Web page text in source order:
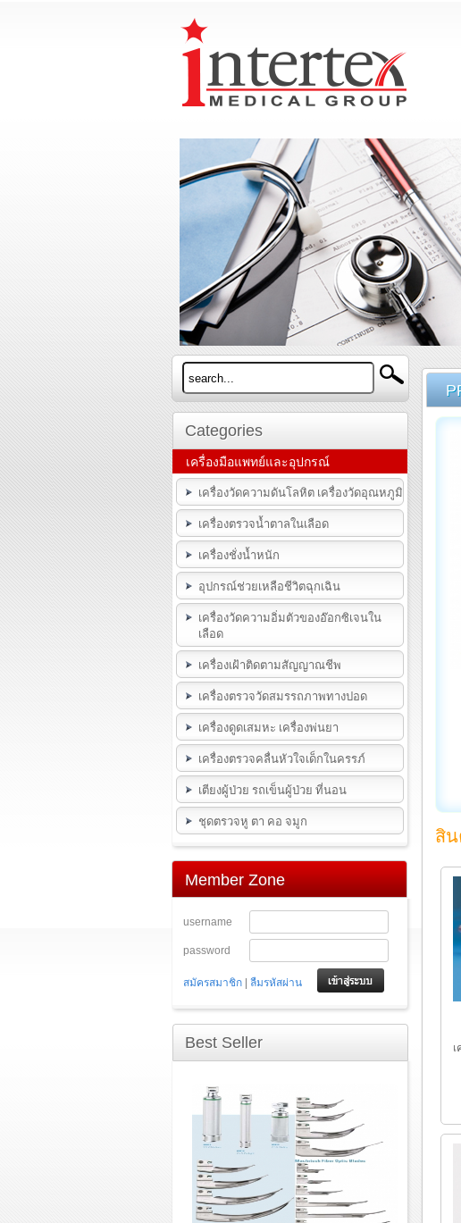
Categories
เครื่องมือแพทย์และอุปกรณ์
เครื่องวัดความดันโลหิต เครื่องวัดอุณหภูมิ
เครื่องตรวจน้ำตาลในเลือด
เครื่องชั่งน้ำหนัก
อุปกรณ์ช่วยเหลือชีวิตฉุกเฉิน
เครื่องวัดความอิ่มตัวของอ๊อกซิเจนใน
เลือด
เครื่องเฝ้าติดตามสัญญาณชีพ
เครื่องตรวจวัดสมรรถภาพทางปอด
เครื่องดูดเสมหะ เครื่องพ่นยา
เครื่องตรวจคลื่นหัวใจเด็กในครรภ์
เตียงผู้ป่วย รถเข็นผู้ป่วย ที่นอน
ชุดตรวจหู ตา คอ จมูก
Member Zone
username
password
สมัครสมาชิก | ลืมรหัสผ่าน
Best Seller
สิ